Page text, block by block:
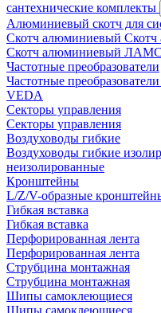
сантехнические комплекты
Алюминиевый скотч для
Скотч алюминиевый
Скотч алюминиевый ЛАМС
Частотные преобразователи
Частотные
VEDA
Секторы управления
Секторы управления
Воздуховоды гибкие
Воздуховоды гибкие
неизолированные
Кронштейны
L/Z/V-образные
Гибкая вставка
Гибкая вставка
Перфорированная лента
Перфорированная лента
Струбцина монтажная
Струбцина монтажная
Шипы самоклеющиеся
Шипы самоклеющиеся